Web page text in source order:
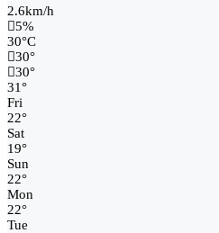
2.6km/h
5%
30°C
30°
30°
31°
Fri
22°
Sat
19°
Sun
22°
Mon
22°
Tue